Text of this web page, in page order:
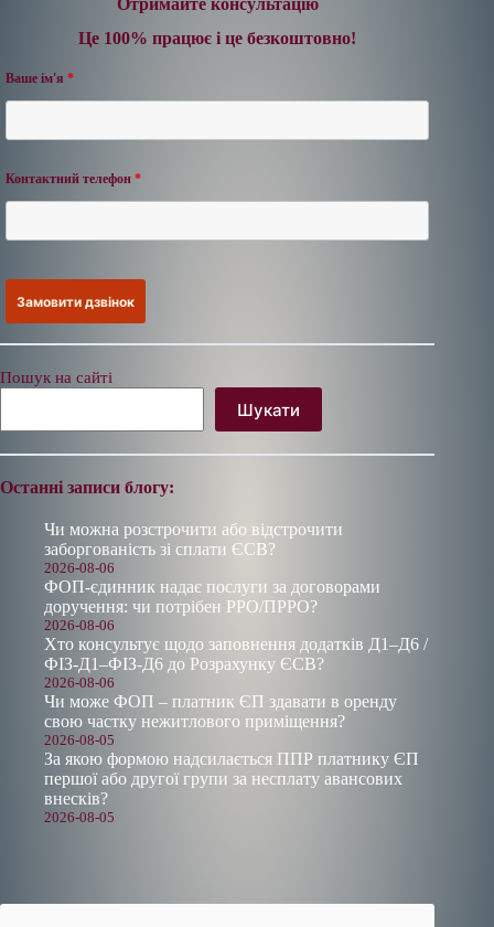
Це 100% працює і це безкоштовно!
Ваше ім'я *
Контактний телефон *
Пошук на сайті
Шукати
Останні записи блогу:
Чи можна розстрочити або відстрочити
заборгованість зі сплати ЄСВ?
2026-08-06
ФОП-єдинник надає послуги за договорами
доручення: чи потрібен РРО/ПРРО?
2026-08-06
Хто консультує щодо заповнення додатків Д1–Д6 /
ФІЗ-Д1–ФІЗ-Д6 до Розрахунку ЄСВ?
2026-08-06
Чи може ФОП – платник ЄП здавати в оренду
свою частку нежитлового приміщення?
2026-08-05
За якою формою надсилається ППР платнику ЄП
першої або другої групи за несплату авансових
внесків?
2026-08-05